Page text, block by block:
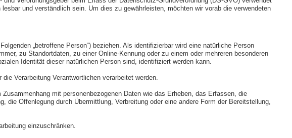
und verständlich sein. Um dies zu gewährleisten, möchten wir vorab die verwendeten
„betroffene Person“) beziehen. Als identifizierbar wird eine natürliche Person
zu Standortdaten, zu einer Online-Kennung oder zu einem oder mehreren besonderen
Identität dieser natürlichen Person sind, identifiziert werden kann.
Verarbeitung Verantwortlichen verarbeitet werden.
mit personenbezogenen Daten wie das Erheben, das Erfassen, die
die Offenlegung durch Übermittlung, Verbreitung oder eine andere Form der Bereitstellung,
einzuschränken.